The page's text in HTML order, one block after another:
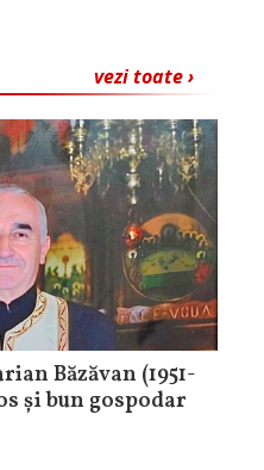
vezi toate ›
Băzăvan (1951-
și bun gospodar